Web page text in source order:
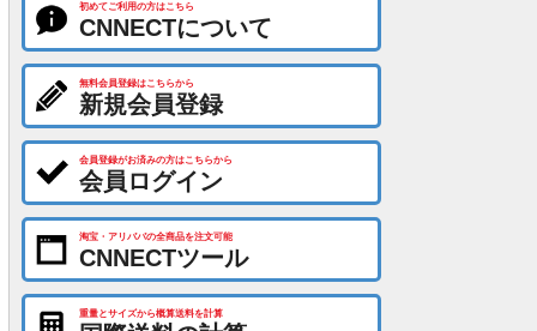
初めてご利用の方はこちら
CNNECTについて
無料会員登録はこちらから
新規会員登録
会員登録がお済みの方はこちらから
会員ログイン
淘宝・アリババの全商品を注文可能
CNNECTツール
重量とサイズから概算送料を計算